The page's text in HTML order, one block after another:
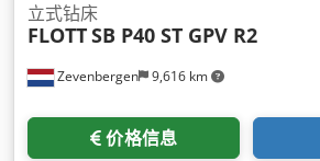
Zevenbergen 9,616 km
立式钻床
FLOTTSB P40 ST GPV R2
价格信息